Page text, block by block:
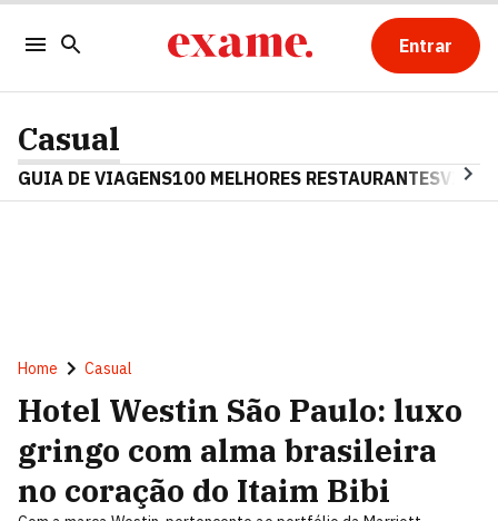
Entrar
Casual
GUIA DE VIAGENS100 MELHORES RESTAURANTES
Home Casual
Hotel Westin São Paulo: luxo
gringo com alma brasileira
no coração do Itaim Bibi